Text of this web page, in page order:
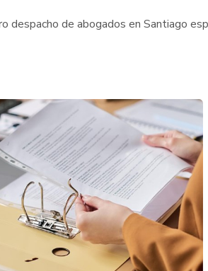
de abogados en Santiago